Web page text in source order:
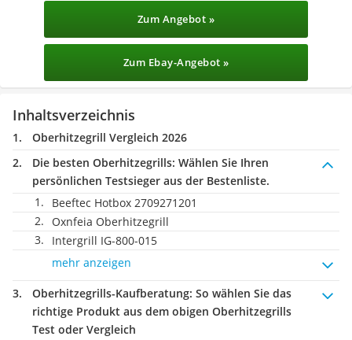
Zum Angebot »
Zum Ebay-Angebot »
Inhaltsverzeichnis
Oberhitzegrill Vergleich 2026
Die besten Oberhitzegrills: Wählen Sie Ihren
persönlichen Testsieger aus der Bestenliste.
Beeftec Hotbox 2709271201
Oxnfeia Oberhitzegrill
Intergrill IG-800-015
mehr anzeigen
Oberhitzegrills-Kaufberatung: So wählen Sie das
richtige Produkt aus dem obigen Oberhitzegrills
Test oder Vergleich